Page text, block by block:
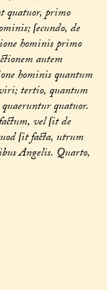
quatuor, primo
ſecundo, de
hominis primo
autem
hominis quantum
tertio, quantum
quatuor.
vel ſit de
ſit facta, utrum
Angelis. Quarto,